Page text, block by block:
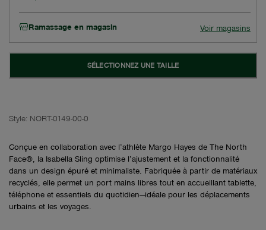
Ramassage en magasin Voir magasins
SÉLECTIONNEZ UNE TAILLE
Style: NORT-0149-00-0
Conçue en collaboration avec l’athlète Margo Hayes de The North
Face®, la Isabella Sling optimise l’ajustement et la fonctionnalité
dans un design épuré et minimaliste. Fabriquée à partir de matériaux
recyclés, elle permet un port mains libres tout en accueillant tablette,
téléphone et essentiels du quotidien—idéale pour les déplacements
urbains et les voyages.